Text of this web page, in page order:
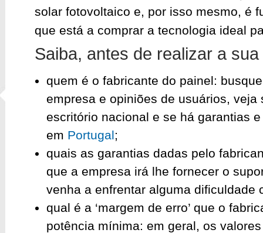
solar fotovoltaico e, por isso mesmo, é
que está a comprar a tecnologia ideal
Saiba, antes de realizar a
quem é o fabricante do painel:
empresa e opiniões de usuários, veja
escritório nacional e se há garantias
em Portugal;
quais as garantias dadas pelo
que a empresa irá lhe fornecer o
venha a enfrentar alguma dificuldade
qual é a ‘margem de erro’ que o
potência mínima: em geral, os